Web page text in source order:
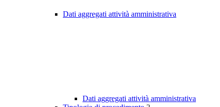
Dati aggregati attività amministrativa
Dati aggregati attività amministrativa